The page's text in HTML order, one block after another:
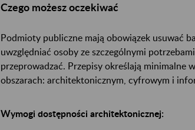
Czego możesz oczekiwać
Podmioty publiczne mają obowiązek usuwać
uwzględniać osoby ze szczególnymi
przeprowadzać. Przepisy określają minimalne
obszarach: architektonicznym, cyfrowym i
Wymogi dostępności architektonicznej: